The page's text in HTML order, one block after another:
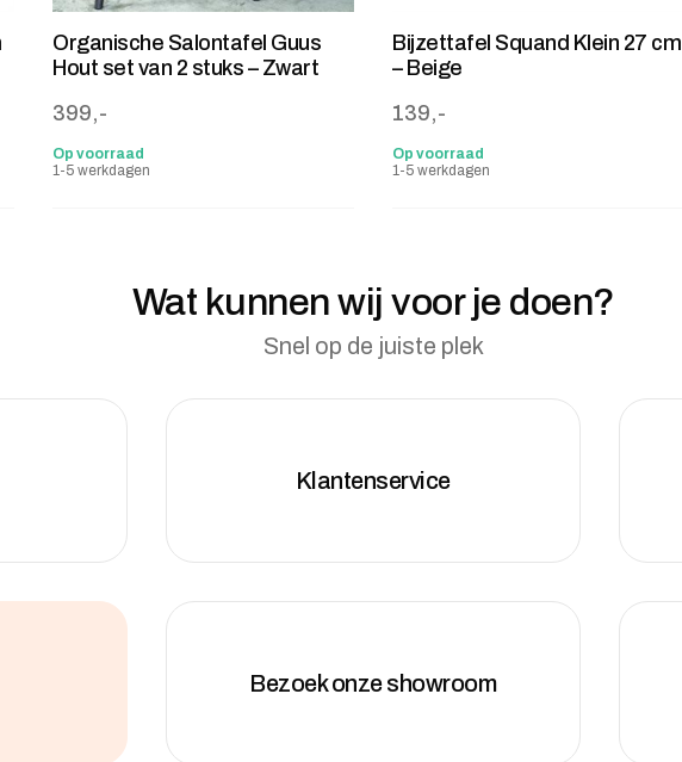
Organische Salontafel Guus
Hout set van 2 stuks – Zwart
399,-
Op voorraad
1-5 werkdagen
Bijzettafel Squand Klein 27 cm
– Beige
139,-
Op voorraad
1-5 werkdagen
Wat kunnen wij voor je doen?
Snel op de juiste plek
Klantenservice
Bezoek onze showroom